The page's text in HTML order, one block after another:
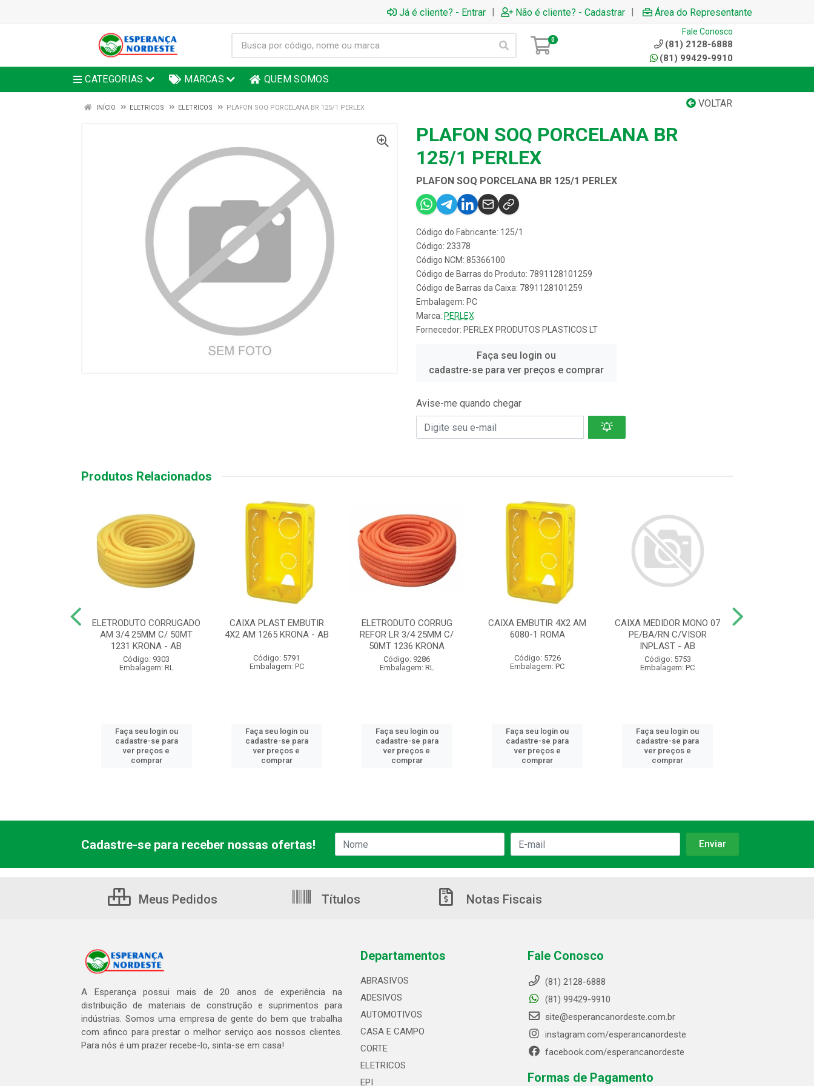
Já é cliente? - Entrar | Não é cliente? - Cadastrar | Área do Representante
0
Fale Conosco
(81) 2128-6888
(81) 99429-9910
CATEGORIAS MARCAS QUEM SOMOS
VOLTAR
INÍCIO ELETRICOS ELETRICOS PLAFON SOQ PORCELANA BR 125/1 PERLEX
PLAFON SOQ PORCELANA BR
125/1 PERLEX
PLAFON SOQ PORCELANA BR 125/1 PERLEX
Código do Fabricante: 125/1
Código: 23378
Código NCM: 85366100
Código de Barras do Produto: 7891128101259
Código de Barras da Caixa: 7891128101259
Embalagem: PC
Marca: PERLEX
Fornecedor: PERLEX PRODUTOS PLASTICOS LT
Faça seu login ou
cadastre-se para ver preços e comprar
Avise-me quando chegar
Produtos Relacionados
ELETRODUTO CORRUGADO
AM 3/4 25MM C/ 50MT
1231 KRONA - AB
Código: 9303
Embalagem: RL
Faça seu login ou
cadastre-se para
ver preços e
comprar
CAIXA PLAST EMBUTIR
4X2 AM 1265 KRONA - AB
Código: 5791
Embalagem: PC
Faça seu login ou
cadastre-se para
ver preços e
comprar
ELETRODUTO CORRUG
REFOR LR 3/4 25MM C/
50MT 1236 KRONA
Código: 9286
Embalagem: RL
Faça seu login ou
cadastre-se para
ver preços e
comprar
CAIXA EMBUTIR 4X2 AM
6080-1 ROMA
Código: 5726
Embalagem: PC
Faça seu login ou
cadastre-se para
ver preços e
comprar
CAIXA MEDIDOR MONO 07
PE/BA/RN C/VISOR
INPLAST - AB
Código: 5753
Embalagem: PC
Faça seu login ou
cadastre-se para
ver preços e
comprar
Cadastre-se para receber nossas ofertas!
Meus Pedidos Títulos Notas Fiscais
A Esperança possui mais de 20 anos de experiência na
distribuição de materiais de construção e suprimentos para
indústrias. Somos uma empresa de gente do bem que trabalha
com afinco para prestar o melhor serviço aos nossos clientes.
Para nós é um prazer recebe-lo, sinta-se em casa!
Departamentos
ABRASIVOS
ADESIVOS
AUTOMOTIVOS
CASA E CAMPO
CORTE
ELETRICOS
EPI
Fale Conosco
(81) 2128-6888
(81) 99429-9910
site@esperancanordeste.com.br
instagram.com/esperancanordeste
facebook.com/esperancanordeste
Formas de Pagamento